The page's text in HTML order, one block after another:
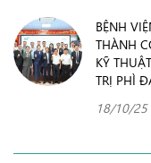
BỆNH
THÀNH
KỸ
TRỊ PHÌ
18/10/25